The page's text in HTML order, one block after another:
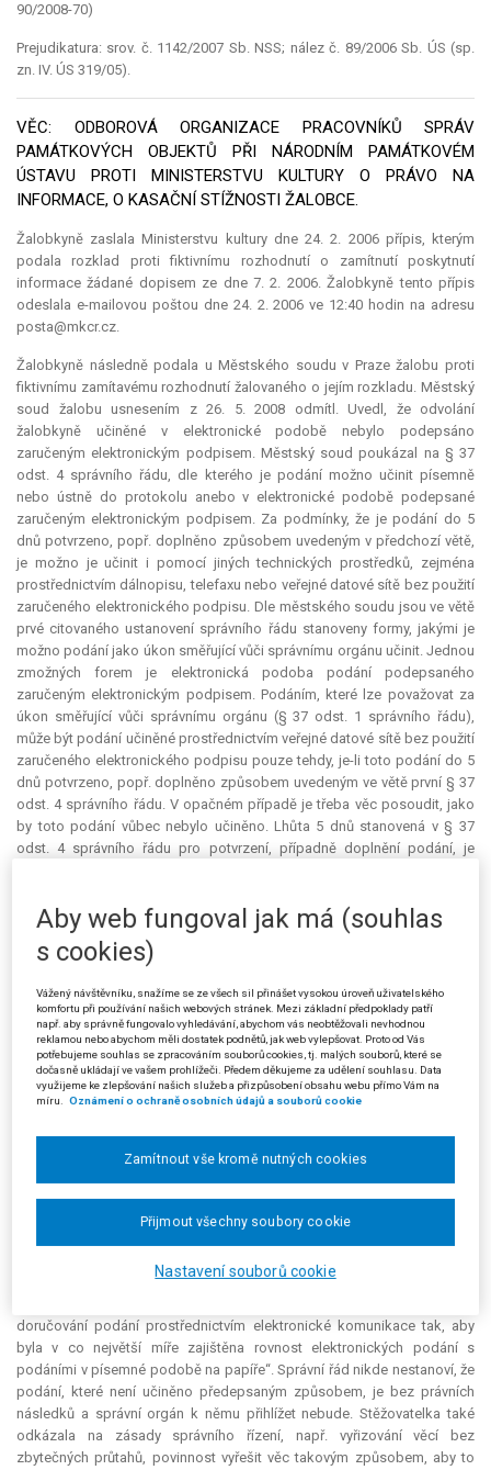
90/2008-70)
Prejudikatura: srov. č. 1142/2007 Sb. NSS; nález č. 89/2006 Sb. ÚS (sp.
zn. IV. ÚS 319/05).
VĚC: ODBOROVÁ ORGANIZACE PRACOVNÍKŮ SPRÁV
PAMÁTKOVÝCH OBJEKTŮ PŘI NÁRODNÍM PAMÁTKOVÉM
ÚSTAVU PROTI MINISTERSTVU KULTURY O PRÁVO NA
INFORMACE, O KASAČNÍ STÍŽNOSTI ŽALOBCE.
Žalobkyně zaslala Ministerstvu kultury dne 24. 2. 2006 přípis, kterým
podala rozklad proti fiktivnímu rozhodnutí o zamítnutí poskytnutí
informace žádané dopisem ze dne 7. 2. 2006. Žalobkyně tento přípis
odeslala e-mailovou poštou dne 24. 2. 2006 ve 12:40 hodin na adresu
posta@mkcr.cz.
Žalobkyně následně podala u Městského soudu v Praze žalobu proti
fiktivnímu zamítavému rozhodnutí žalovaného o jejím rozkladu. Městský
soud žalobu usnesením z 26. 5. 2008 odmítl. Uvedl, že odvolání
žalobkyně učiněné v elektronické podobě nebylo podepsáno
zaručeným elektronickým podpisem. Městský soud poukázal na § 37
odst. 4 správního řádu, dle kterého je podání možno učinit písemně
nebo ústně do protokolu anebo v elektronické podobě podepsané
zaručeným elektronickým podpisem. Za podmínky, že je podání do 5
dnů potvrzeno, popř. doplněno způsobem uvedeným v předchozí větě,
je možno je učinit i pomocí jiných technických prostředků, zejména
prostřednictvím dálnopisu, telefaxu nebo veřejné datové sítě bez použití
zaručeného elektronického podpisu. Dle městského soudu jsou ve větě
prvé citovaného ustanovení správního řádu stanoveny formy, jakými je
možno podání jako úkon směřující vůči správnímu orgánu učinit. Jednou
zmožných forem je elektronická podoba podání podepsaného
zaručeným elektronickým podpisem. Podáním, které lze považovat za
úkon směřující vůči správnímu orgánu (§ 37 odst. 1 správního řádu),
může být podání učiněné prostřednictvím veřejné datové sítě bez použití
zaručeného elektronického podpisu pouze tehdy, je-li toto podání do 5
dnů potvrzeno, popř. doplněno způsobem uvedeným ve větě první § 37
odst. 4 správního řádu. V opačném případě je třeba věc posoudit, jako
by toto podání vůbec nebylo učiněno. Lhůta 5 dnů stanovená v § 37
odst. 4 správního řádu pro potvrzení, případně doplnění podání, je
technických prostředků než v zákoně stanovených. Zaručený
elektronický podpis není obsahovou náležitostí podání ve smyslu § 37
odst. 2 správního řádu, kterou pomůže správní orgán podateli odstranit
lhůtu podle § 37 odst. 3 správního řádu. Žalobkyně tedy nepodala
rozklad proti prvostupňovému fiktivnímu negativnímu rozhodnutí
žalovaného o její žádosti ze dne 7. 2. 2006 o poskytnutí informace. Proto
podanou žalobu jako nepřípustnou odmítl.
Proti usnesení městského soudu podala žalobkyně (stěžovatelka)
zákona o svobodném přístupu k informacím lze aplikovat postup dle
ustanovení § 14 odst. 3 tohoto zákona, který v souladu s § 20 odst. 4
zajistila formální požadavky ukládané správním řádem. Správní orgán
správního řádu. Poukázala na nález Ústavního soudu sp. zn. IV. ÚS
doručování podání prostřednictvím elektronické komunikace tak, aby
byla v co největší míře zajištěna rovnost elektronických podání s
podáními v písemné podobě na papíře“. Správní řád nikde nestanoví, že
podání, které není učiněno předepsaným způsobem, je bez právních
následků a správní orgán k němu přihlížet nebude. Stěžovatelka také
odkázala na zásady správního řízení, např. vyřizování věcí bez
zbytečných průtahů, povinnost vyřešit věc takovým způsobem, aby to
Aby web fungoval jak má (souhlas
s cookies)
Vážený návštěvníku, snažíme se ze všech sil přinášet vysokou úroveň uživatelského
komfortu při používání našich webových stránek. Mezi základní předpoklady patří
např. aby správně fungovalo vyhledávání, abychom vás neobtěžovali nevhodnou
reklamou nebo abychom měli dostatek podnětů, jak web vylepšovat. Proto od Vás
potřebujeme souhlas se zpracováním souborů cookies, tj. malých souborů, které se
dočasně ukládají ve vašem prohlížeči. Předem děkujeme za udělení souhlasu. Data
využijeme ke zlepšování našich služeb a přizpůsobení obsahu webu přímo Vám na
míru.
Oznámení o ochraně osobních údajů a souborů cookie
Nastavení souborů cookie
Zamítnout vše kromě nutných cookies
Přijmout všechny soubory cookie